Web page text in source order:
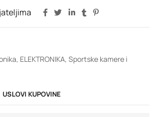
, ELEKTRONIKA, Sportske kamere i
USLOVI KUPOVINE